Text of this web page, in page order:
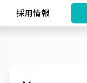
採用情報